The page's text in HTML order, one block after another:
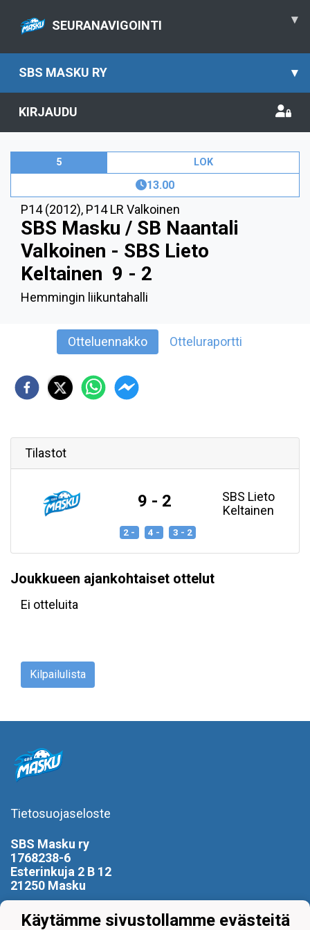
SEURANAVIGOINTI ▾
SBS MASKU RY ▾
KIRJAUDU
5 LOK
13.00
P14 (2012), P14 LR Valkoinen
SBS Masku / SB Naantali
Valkoinen - SBS Lieto
Keltainen 9 - 2
Hemmingin liikuntahalli
Otteluennakko Otteluraportti
Tilastot
9 - 2
SBS Lieto
Keltainen
2 - 4 - 3 - 2
Joukkueen ajankohtaiset ottelut
Ei otteluita
Kilpailulista
Tietosuojaseloste
SBS Masku ry
1768238-6
Esterinkuja 2 B 12
21250 Masku
0400 799 896
Käytämme sivustollamme evästeitä